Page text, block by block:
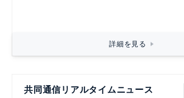
詳細を見る
共同通信リアルタイムニュース